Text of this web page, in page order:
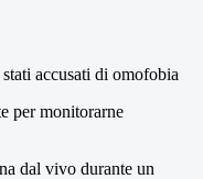
accusati di omofobia
per monitorarne
dal vivo durante un